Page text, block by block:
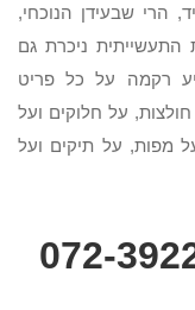
הרי שבעידן הנוכחי,
ניכרת גם
רקמה על כל פריט
על חלוקים ועל
מפות, על תיקים ועל